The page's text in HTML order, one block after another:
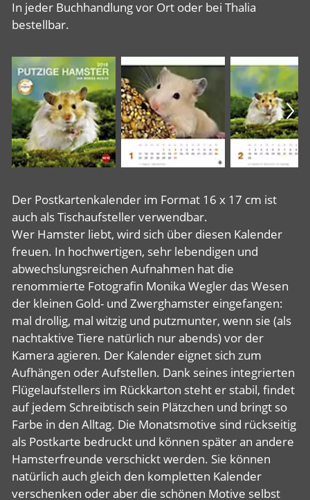
In jeder Buchhandlung vor Ort oder bei Thalia
bestellbar.
Der Postkartenkalender im Format 16 x 17 cm ist
auch als Tischaufsteller verwendbar.
Wer Hamster liebt, wird sich über diesen Kalender
freuen. In hochwertigen, sehr lebendigen und
abwechslungsreichen Aufnahmen hat die
renommierte Fotografin Monika Wegler das Wesen
der kleinen Gold- und Zwerghamster eingefangen:
mal drollig, mal witzig und putzmunter, wenn sie (als
nachtaktive Tiere natürlich nur abends) vor der
Kamera agieren. Der Kalender eignet sich zum
Aufhängen oder Aufstellen. Dank seines integrierten
Flügelaufstellers im Rückkarton steht er stabil, findet
auf jedem Schreibtisch sein Plätzchen und bringt so
Farbe in den Alltag. Die Monatsmotive sind rückseitig
als Postkarte bedruckt und können später an andere
Hamsterfreunde verschickt werden. Sie können
natürlich auch gleich den kompletten Kalender
verschenken oder aber die schönen Motive selbst